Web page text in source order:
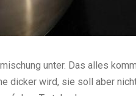
unter. Das alles
dicker wird, sie soll aber